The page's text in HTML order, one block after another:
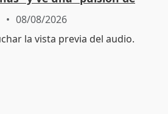
08/08/2026